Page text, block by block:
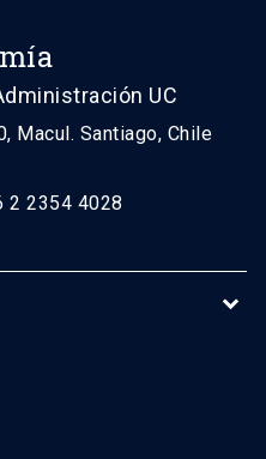
UC
Macul. Santiago, Chile
2 2354 4028